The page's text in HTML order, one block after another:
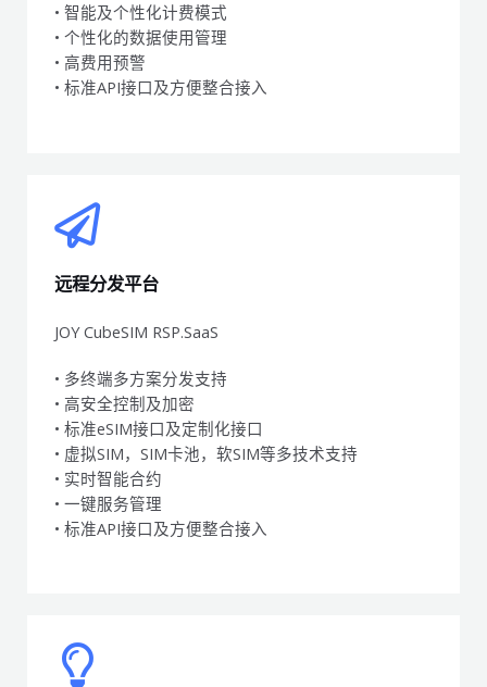
• 智能及个性化计费模式
• 个性化的数据使用管理
• 高费用预警
• 标准API接口及方便整合接入
远程分发平台
JOY CubeSIM RSP.SaaS
• 多终端多方案分发支持
• 高安全控制及加密
• 标准eSIM接口及定制化接口
• 虚拟SIM，SIM卡池，软SIM等多技术支持
• 实时智能合约
• 一键服务管理
• 标准API接口及方便整合接入